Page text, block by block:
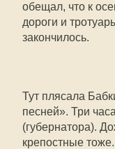
обещал, что к
дороги и
закончилось.
Тут плясала
песней». Три
(губернатора).
крепостные